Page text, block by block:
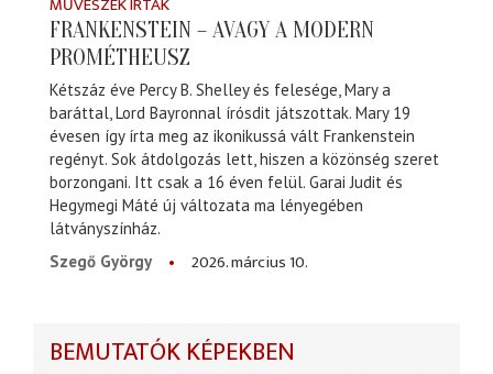
FRANKENSTEIN – AVAGY A MODERN
PROMÉTHEUSZ
Kétszáz éve Percy B. Shelley és felesége, Mary a
baráttal, Lord Bayronnal írósdit játszottak. Mary 19
évesen így írta meg az ikonikussá vált Frankenstein
regényt. Sok átdolgozás lett, hiszen a közönség szeret
borzongani. Itt csak a 16 éven felül. Garai Judit és
Hegymegi Máté új változata ma lényegében
látványszínház.
Szegő György
2026. március 10.
BEMUTATÓK KÉPEKBEN